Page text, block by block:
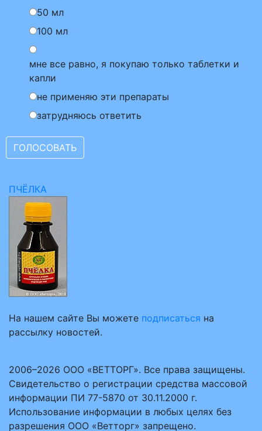
50 мл
100 мл
мне все равно, я покупаю только таблетки и
капли
не применяю эти препараты
затрудняюсь ответить
ПЧЁЛКА
На нашем сайте Вы можете подписаться на
рассылку новостей.
2006–2026 ООО «ВЕТТОРГ». Все права защищены.
Свидетельство о регистрации средства массовой
информации ПИ 77-5870 от 30.11.2000 г.
Использование информации в любых целях без
разрешения ООО «Ветторг» запрещено.